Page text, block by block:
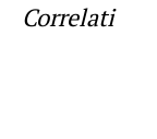
Correlati